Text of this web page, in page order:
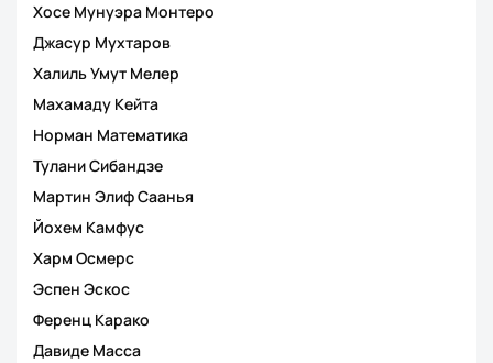
Хосе Мунуэра Монтеро
Джасур Мухтаров
Халиль Умут Мелер
Махамаду Кейта
Норман Математика
Тулани Сибандзе
Мартин Элиф Саанья
Йохем Камфус
Харм Осмерс
Эспен Эскос
Ференц Карако
Давиде Масса